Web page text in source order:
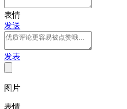
表情
发送
发表
图片
表情